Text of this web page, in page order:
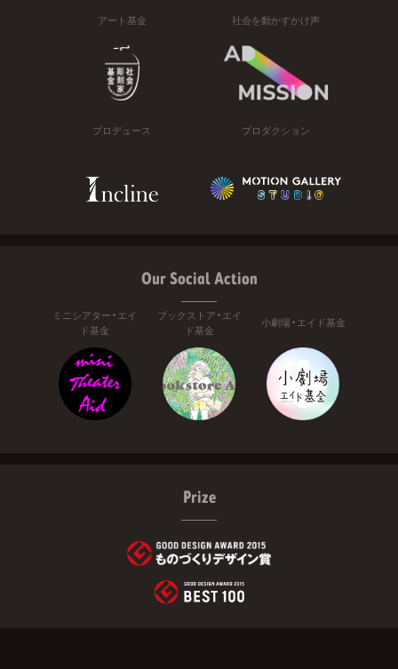
アート基金 社会を動かすかけ声
プロデュース プロダクション
Our Social Action
ミニシアター・エイ
ド基金
ブックストア・エイ
ド基金
小劇場・エイド基金
Prize